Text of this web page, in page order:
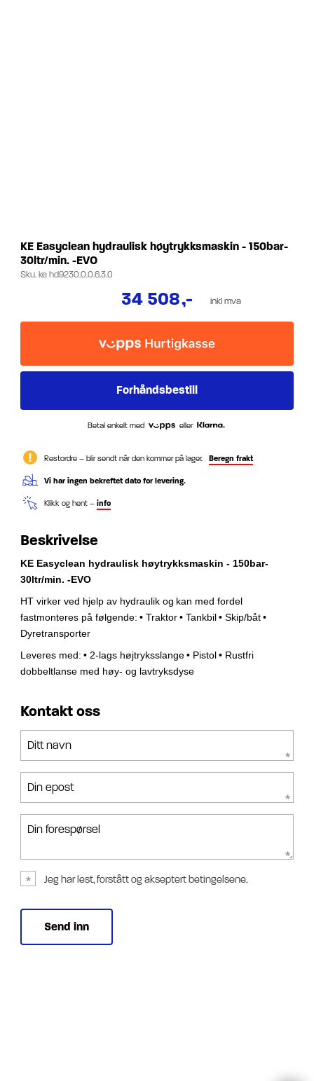
KE Easyclean hydraulisk høytrykksmaskin - 150bar-
30ltr/min. -EVO
Sku.ke hd9230.0.0.6.3.0
34 508,- inkl mva
Betal enkelt med eller
Restordre – blir sendt når den kommer på lager. Beregn frakt
Vi har ingen bekreftet dato for levering.
Klikk og hent – info
Beskrivelse
KE Easyclean hydraulisk høytrykksmaskin - 150bar-
30ltr/min. -EVO
HT virker ved hjelp av hydraulik og kan med fordel
fastmonteres på følgende: • Traktor• Tankbil• Skip/båt•
Dyretransporter
Leveres med: • 2-lags højtryksslange• Pistol• Rustfri
dobbeltlanse med høy- og lavtryksdyse
Kontakt oss
Ditt navn
Din epost
Din forespørsel
Jeg har lest, forstått og akseptert betingelsene.